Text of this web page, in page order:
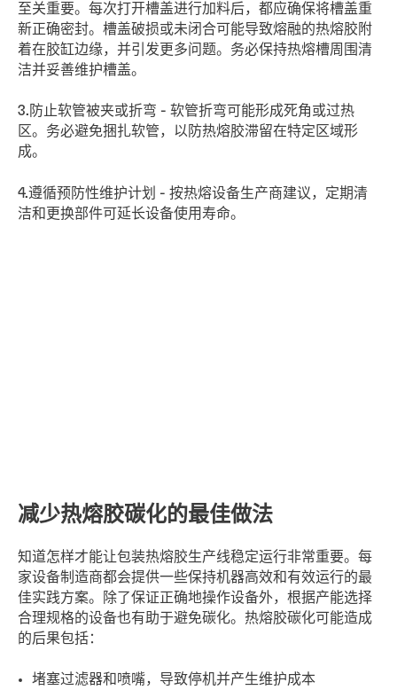
至关重要。每次打开槽盖进行加料后，都应确保将槽盖重
新正确密封。槽盖破损或未闭合可能导致熔融的热熔胶附
着在胶缸边缘，并引发更多问题。务必保持热熔槽周围清
洁并妥善维护槽盖。
3.防止软管被夹或折弯 - 软管折弯可能形成死角或过热
区。务必避免捆扎软管，以防热熔胶滞留在特定区域形
成。
4.遵循预防性维护计划 - 按热熔设备生产商建议，定期清
洁和更换部件可延长设备使用寿命。
减少热熔胶碳化的最佳做法
知道怎样才能让包装热熔胶生产线稳定运行非常重要。每
家设备制造商都会提供一些保持机器高效和有效运行的最
佳实践方案。除了保证正确地操作设备外，根据产能选择
合理规格的设备也有助于避免碳化。热熔胶碳化可能造成
的后果包括：
堵塞过滤器和喷嘴，导致停机并产生维护成本